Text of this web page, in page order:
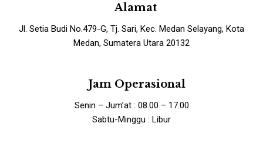
Alamat
Jl. Setia Budi No.479-G, Tj. Sari, Kec. Medan Selayang, Kota
Medan, Sumatera Utara 20132
Jam Operasional
Senin – Jum’at : 08.00 – 17.00
Sabtu-Minggu : Libur